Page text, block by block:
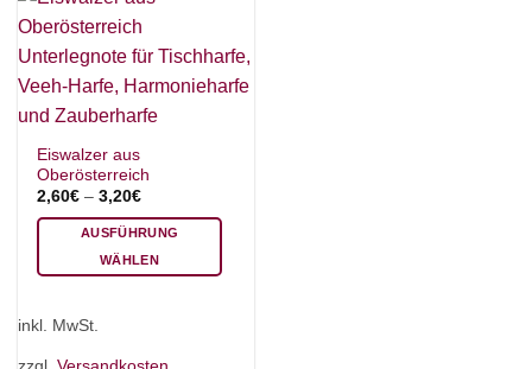
Eiswalzer aus
Oberösterreich
2,60€ –3,20€
AUSFÜHRUNG
WÄHLEN
mehrere
inkl. MwSt.